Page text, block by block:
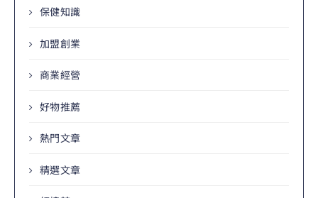
保健知識
加盟創業
商業經營
好物推薦
熱門文章
精選文章